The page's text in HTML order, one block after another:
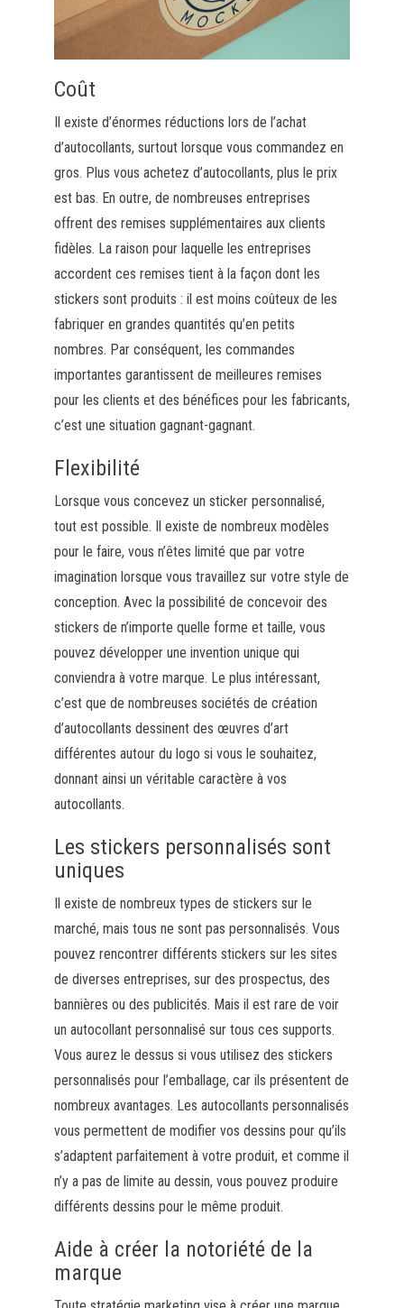
Coût
Il existe d’énormes réductions lors de l’achat
d’autocollants, surtout lorsque vous commandez en
gros. Plus vous achetez d’autocollants, plus le prix
est bas. En outre, de nombreuses entreprises
offrent des remises supplémentaires aux clients
fidèles. La raison pour laquelle les entreprises
accordent ces remises tient à la façon dont les
stickers sont produits : il est moins coûteux de les
fabriquer en grandes quantités qu’en petits
nombres. Par conséquent, les commandes
importantes garantissent de meilleures remises
pour les clients et des bénéfices pour les fabricants,
c’est une situation gagnant-gagnant.
Flexibilité
Lorsque vous concevez un sticker personnalisé,
tout est possible. Il existe de nombreux modèles
pour le faire, vous n’êtes limité que par votre
imagination lorsque vous travaillez sur votre style de
conception. Avec la possibilité de concevoir des
stickers de n’importe quelle forme et taille, vous
pouvez développer une invention unique qui
conviendra à votre marque. Le plus intéressant,
c’est que de nombreuses sociétés de création
d’autocollants dessinent des œuvres d’art
différentes autour du logo si vous le souhaitez,
donnant ainsi un véritable caractère à vos
autocollants.
Les stickers personnalisés sont
uniques
Il existe de nombreux types de stickers sur le
marché, mais tous ne sont pas personnalisés. Vous
pouvez rencontrer différents stickers sur les sites
de diverses entreprises, sur des prospectus, des
bannières ou des publicités. Mais il est rare de voir
un autocollant personnalisé sur tous ces supports.
Vous aurez le dessus si vous utilisez des stickers
personnalisés pour l’emballage, car ils présentent de
nombreux avantages. Les autocollants personnalisés
vous permettent de modifier vos dessins pour qu’ils
s’adaptent parfaitement à votre produit, et comme il
n’y a pas de limite au dessin, vous pouvez produire
différents dessins pour le même produit.
Aide à créer la notoriété de la
marque